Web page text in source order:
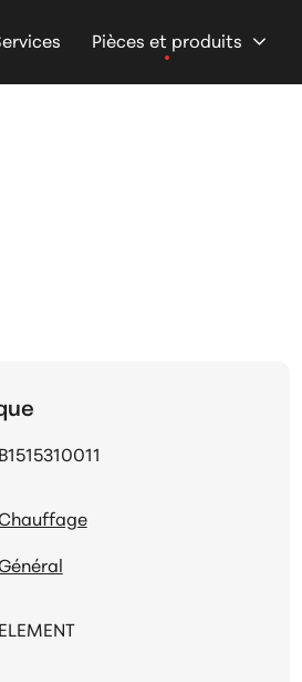
Pièces et produits
B1515310011
ELEMENT